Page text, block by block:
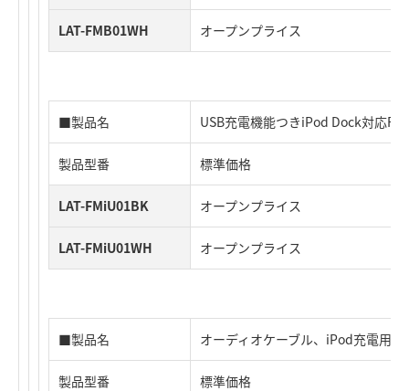
LAT-FMB01WH オープンプライス
■製品名 USB充電機能つきiPod Dock対応
製品型番 標準価格
LAT-FMiU01BK オープンプライス
LAT-FMiU01WH オープンプライス
■製品名 オーディオケーブル、iPod充電用ケ
製品型番 標準価格